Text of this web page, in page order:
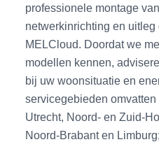
professionele montage
netwerkinrichting en uitleg
MELCloud. Doordat we
modellen kennen,
bij uw woonsituatie en
servicegebieden
Utrecht, Noord‑ en
Noord‑Brabant en